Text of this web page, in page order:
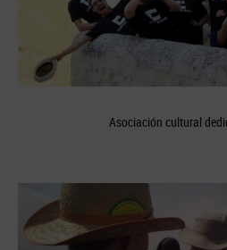
Asociación cultural